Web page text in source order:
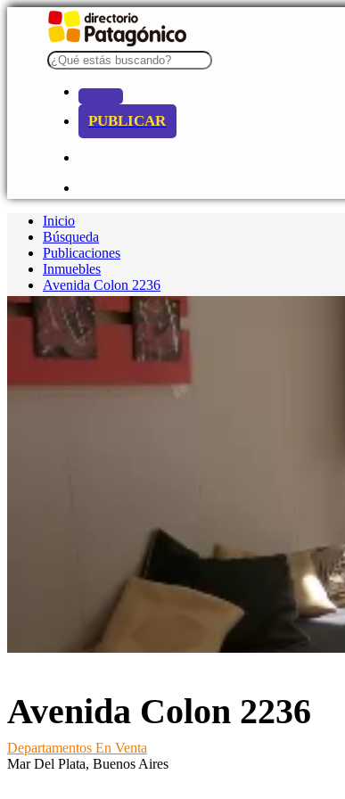
PUBLICAR
Inicio
Búsqueda
Publicaciones
Inmuebles
Avenida Colon 2236
Avenida Colon 2236
Departamentos En Venta
Mar Del Plata, Buenos Aires